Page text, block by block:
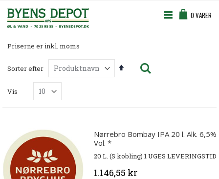
to
Content
0 VARER
Priserne er inkl. moms
Sorter efter
Faldende
Vis
Nørrebro Bombay IPA 20 l. Alk. 6,5%
Vol. *
20 L. (S kobling) 1 UGES LEVERINGSTID
1.146,55 kr